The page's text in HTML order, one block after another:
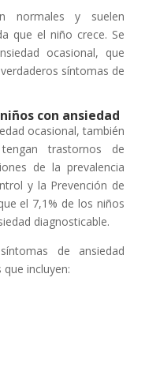
normales y suelen
que el niño crece. Se
ocasional, que
síntomas de
con ansiedad
ocasional, también
trastornos de
de la prevalencia
y la Prevención de
el 7,1% de los niños
diagnosticable.
de ansiedad
incluyen: